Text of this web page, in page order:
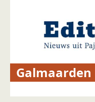
Galmaarden